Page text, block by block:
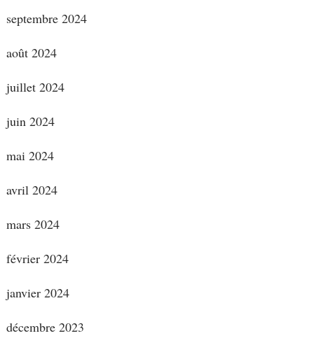
septembre 2024
août 2024
juillet 2024
juin 2024
mai 2024
avril 2024
mars 2024
février 2024
janvier 2024
décembre 2023